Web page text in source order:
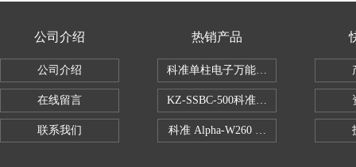
公司介绍
公司介绍
在线留言
联系我们
热销产品
科准单柱电子万能拉力机KZ-SSBC-500
KZ-SSBC-500科准单柱电子万能试验
科准 Alpha-W260 半导体全自动推拉